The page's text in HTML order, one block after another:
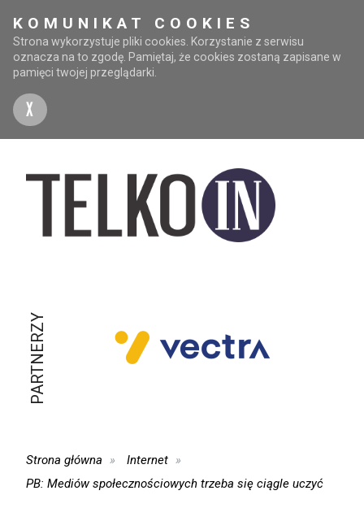
KOMUNIKAT COOKIES
Strona wykorzystuje pliki cookies. Korzystanie z serwisu
oznacza na to zgodę. Pamiętaj, że cookies zostaną zapisane w
pamięci twojej przeglądarki.
X
PARTNERZY
Strona główna
Internet
PB: Mediów społecznościowych trzeba się ciągle uczyć